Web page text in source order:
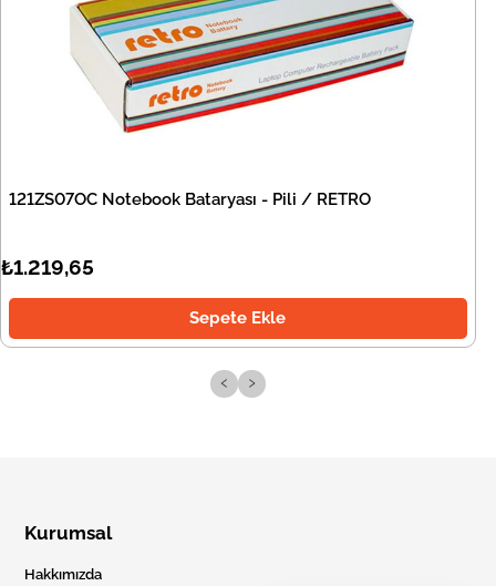
121ZS07OC Notebook Bataryası - Pili / RETRO
₺1.219,65
Sepete Ekle
‹ ›
Kurumsal
Hakkımızda